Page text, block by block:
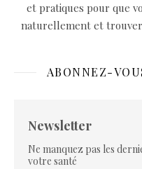
et pratiques pour que
naturellement et
ABONNEZ-
Newsletter
Ne manquez pas les
votre santé